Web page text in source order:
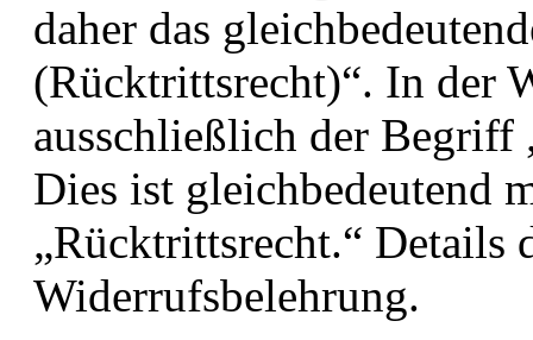
daher das
(Rücktrittsrecht)“. In der
ausschließlich der Begriff
Dies ist gleichbedeutend
„Rücktrittsrecht.“ Details
Widerrufsbelehrung.